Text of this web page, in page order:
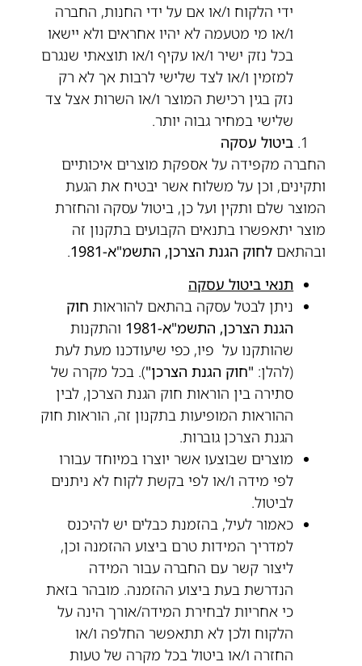
ידי הלקוח ו/או אם על ידי החנות, החברה
ו/או מי מטעמה לא יהיו אחראים ולא יישאו
בכל נזק ישיר ו/או עקיף ו/או תוצאתי שנגרם
למזמין ו/או לצד שלישי לרבות אך לא רק
נזק בגין רכישת המוצר ו/או השרות אצל צד
שלישי במחיר גבוה יותר.
ביטול עסקה
החברה מקפידה על אספקת מוצרים איכותיים
ותקינים, וכן על משלוח אשר יבטיח את הגעת
המוצר שלם ותקין ועל כן, ביטול עסקה והחזרת
מוצר יתאפשרו בתנאים הקבועים בתקנון זה
ובהתאם לחוק הגנת הצרכן, התשמ"א-1981
.
תנאי ביטול עסקה
ניתן לבטל עסקה בהתאם להוראות חוק
הגנת הצרכן, התשמ"א-1981
והתקנות
שהותקנו על פיו, כפי שיעודכנו מעת לעת
(להלן: "חוק הגנת הצרכן"). בכל מקרה של
סתירה בין הוראות חוק הגנת הצרכן, לבין
ההוראות המופיעות בתקנון זה, הוראות חוק
הגנת הצרכן גוברות.
מוצרים שבוצעו אשר יוצרו במיוחד עבורו
לפי מידה ו/או לפי בקשת לקוח לא ניתנים
לביטול.
כאמור לעיל, בהזמנת כבלים יש להיכנס
למדריך המידות טרם ביצוע ההזמנה וכן,
ליצור קשר עם החברה עבור המידה
הנדרשת בעת ביצוע ההזמנה. מובהר בזאת
כי אחריות לבחירת המידה/אורך הינה על
הלקוח ולכן לא תתאפשר החלפה ו/או
החזרה ו/או ביטול בכל מקרה של טעות